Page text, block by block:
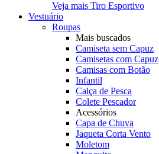
Veja mais Tiro Esportivo
Vestuário
Roupas
Mais buscados
Camiseta sem Capuz
Camisetas com Capuz
Camisas com Botão
Infantil
Calça de Pesca
Colete Pescador
Acessórios
Capa de Chuva
Jaqueta Corta Vento
Moletom